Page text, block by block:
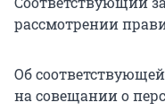
рассмотрении
Об
на совещании о